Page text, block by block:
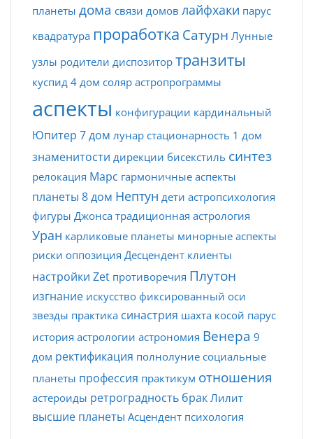
планеты дома связи домов лайфхаки парус
квадратура проработка Сатурн Лунные
узлы родители диспозитор транзиты
куспид 4 дом соляр астропрограммы
аспекты конфигурации кардинальный
Юпитер 7 дом лунар стационарность 1 дом
знаменитости дирекции бисекстиль синтез
релокация Марс гармоничные аспекты
планеты 8 дом Нептун дети астропсихология
фигуры Джонса традиционная астрология
Уран карликовые планеты минорные аспекты
риски оппозиция Десцендент клиенты
настройки Zet противоречия Плутон
изгнание искусство фиксированный оси
звезды практика синастрия шахта косой парус
история астрологии астрономия Венера 9
дом ректификация полнолуние социальные
планеты профессия практикум отношения
астероиды ретроградность брак Лилит
высшие планеты Асцендент психология